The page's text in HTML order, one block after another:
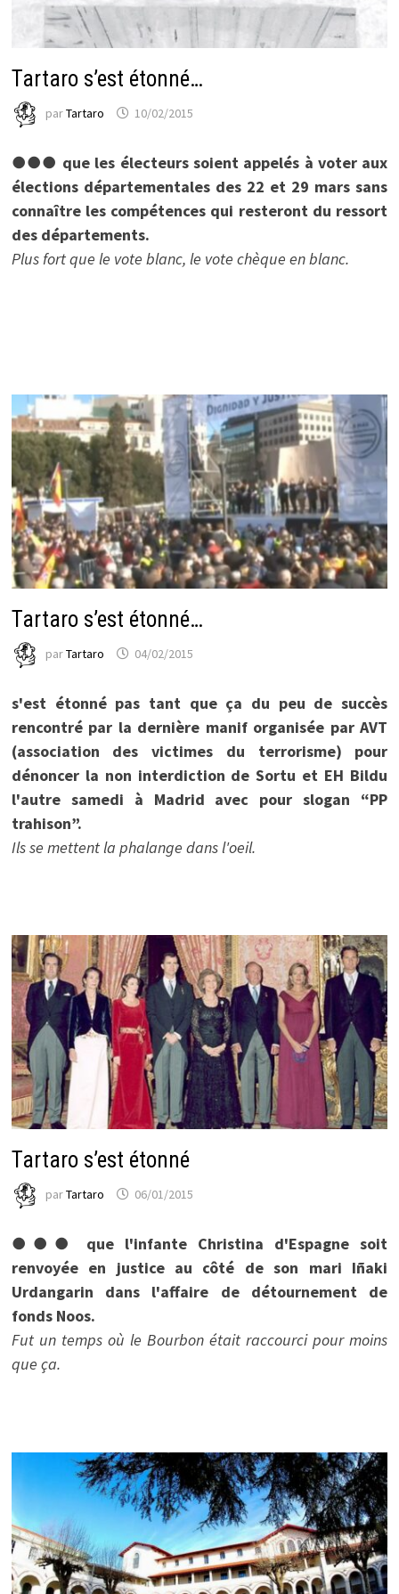
Tartaro s’est étonné…
parTartaro 10/02/2015
●●● que les électeurs soient appelés à voter aux
élections départementales des 22 et 29 mars sans
connaître les compétences qui resteront du ressort
des départements.
Plus fort que le vote blanc, le vote chèque en blanc.
Tartaro s’est étonné…
parTartaro 04/02/2015
s'est étonné pas tant que ça du peu de succès
rencontré par la dernière manif organisée par AVT
(association des victimes du terrorisme) pour
dénoncer la non interdiction de Sortu et EH Bildu
l'autre samedi à Madrid avec pour slogan “PP
trahison”.
Ils se mettent la phalange dans l'oeil.
Tartaro s’est étonné
parTartaro 06/01/2015
●●● que l'infante Christina d'Espagne soit
renvoyée en justice au côté de son mari Iñaki
Urdangarin dans l'affaire de détournement de
fonds Noos.
Fut un temps où le Bourbon était raccourci pour moins
que ça.